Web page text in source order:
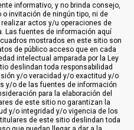
informativo, y no brinda consejo,
invitación de ningún tipo, ni de
actos y/u operaciones de
Las fuentes de información aquí
mostrados en este sitio son
de público acceso que en cada
intelectual amparada por la Ley
deslindan toda responsabilidad
y/o veracidad y/o exactitud y/o
y/o de las fuentes de información
para la elaboración del
de este sitio no garantizan la
y/o integridad y/o vigencia de los
de este sitio deslindan toda